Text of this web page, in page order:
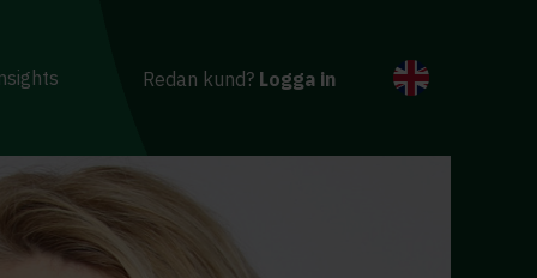
Redan kund? Logga in